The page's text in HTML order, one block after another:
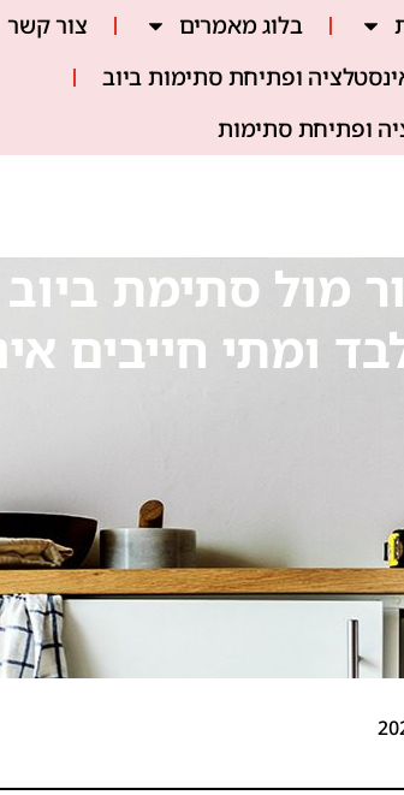
בלוג מאמרים
צור קשר
ופתיחת סתימות ביוב
ופתיחת סתימות
מול סתימת
ומתי חייבים